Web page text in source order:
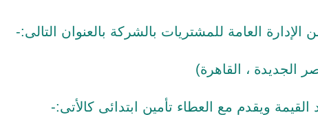
العامة للمشتريات بالشركة بالعنوان التالى:-
ويقدم مع العطاء تأمين ابتدائى كالأتى:-